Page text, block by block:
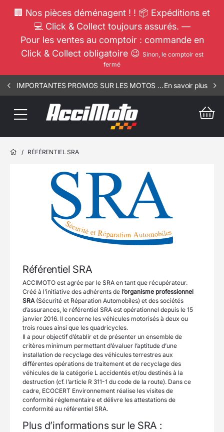
🏢 Nos pièces déménagent ! ! 📦 Expéditions et
💻 Click & Collect toujours assurés. —
Pour les ventes au comptoir : commande en
Click & Collect obligatoire 😉 Sinon, le comptoir est
fermé
IMPORTANTES PROMOS SUR LES MOTOS COMPLETES !!! CONSULTEZ NOS ANNONCES ----- ELEC - RIV - 1812En savoir plus
/ RÉFÉRENTIEL SRA
Référentiel SRA
ACCIMOTO est agrée par le SRA en tant que récupérateur.
Créé à l’initiative des adhérents de l’organisme professionnel
SRA (Sécurité et Réparation Automobiles) et des sociétés
d’assurances, le référentiel SRA est opérationnel depuis le 15
janvier 2016. Il concerne les véhicules motorisés à deux ou
trois roues ainsi que les quadricycles.
Il a pour objectif d’établir et de présenter un ensemble de
critères minimum permettant d’évaluer l’aptitude d’une
installation de recyclage des véhicules terrestres aux
différentes opérations de traitement et de recyclage des
véhicules de la catégorie L accidentés et/ou destinés à la
destruction (cf. l’article R 311-1 du code de la route). Dans ce
cadre, ECOCERT Environnement réalise les visites de
conformité réglementaire et délivre les attestations de
conformité au référentiel SRA.
Plus d’informations sur le SRA :